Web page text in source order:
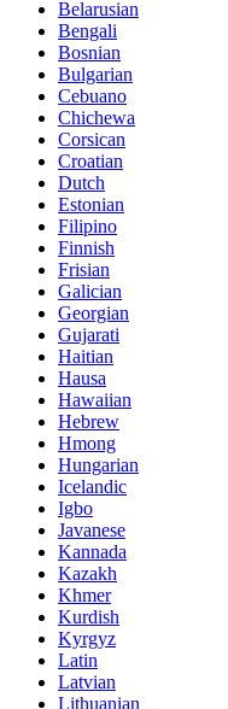
Belarusian
Bengali
Bosnian
Bulgarian
Cebuano
Chichewa
Corsican
Croatian
Dutch
Estonian
Filipino
Finnish
Frisian
Galician
Georgian
Gujarati
Haitian
Hausa
Hawaiian
Hebrew
Hmong
Hungarian
Icelandic
Igbo
Javanese
Kannada
Kazakh
Khmer
Kurdish
Kyrgyz
Latin
Latvian
Lithuanian